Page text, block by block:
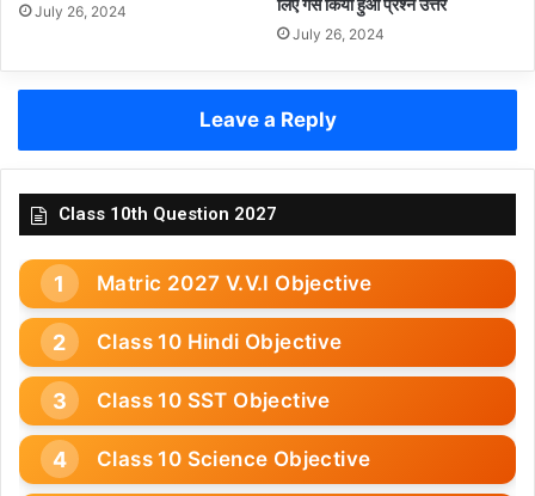
July 26, 2024 लिए गेस किया हुआ प्रश्न उत्तर
July 26, 2024
Leave a Reply
Class 10th Question 2027
Matric 2027 V.V.I Objective
Class 10 Hindi Objective
Class 10 SST Objective
Class 10 Science Objective